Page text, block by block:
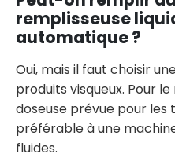
remplisseuse
automatique ?
Oui, mais il faut choisir
produits visqueux. Pour
doseuse prévue pour les
préférable à une
fluides.